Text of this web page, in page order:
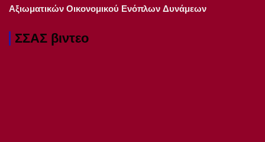
Αξιωματικών Οικονομικού Ενόπλων Δυνάμεων
ΣΣΑΣ βιντεο